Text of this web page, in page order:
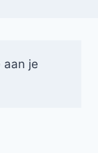
aan je